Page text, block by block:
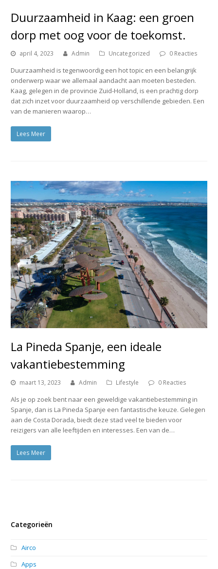
Duurzaamheid in Kaag: een groen
dorp met oog voor de toekomst.
april 4, 2023 Admin Uncategorized 0 Reacties
Duurzaamheid is tegenwoordig een hot topic en een belangrijk
onderwerp waar we allemaal aandacht aan moeten besteden.
Kaag, gelegen in de provincie Zuid-Holland, is een prachtig dorp
dat zich inzet voor duurzaamheid op verschillende gebieden. Een
van de manieren waarop…
Lees Meer
La Pineda Spanje, een ideale
vakantiebestemming
maart 13, 2023 Admin Lifestyle 0 Reacties
Als je op zoek bent naar een geweldige vakantiebestemming in
Spanje, dan is La Pineda Spanje een fantastische keuze. Gelegen
aan de Costa Dorada, biedt deze stad veel te bieden voor
reizigers van alle leeftijden en interesses. Een van de…
Lees Meer
Categorieën
Airco
Apps